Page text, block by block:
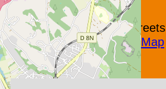
−
OpenStreetMap
Streets
Leaflet |©OpenStreetMap